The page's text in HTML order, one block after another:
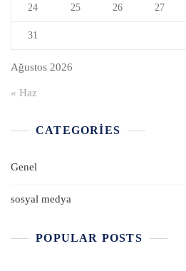
Ağustos 2026
24 25 26 27
31
« Haz
CATEGORIES
Genel
sosyal medya
POPULAR POSTS